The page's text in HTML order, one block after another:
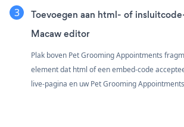
Toevoegen aan html- of
Macaw editor
Plak boven Pet Grooming Appointments
element dat html of een embed-code
live-pagina en uw Pet Grooming